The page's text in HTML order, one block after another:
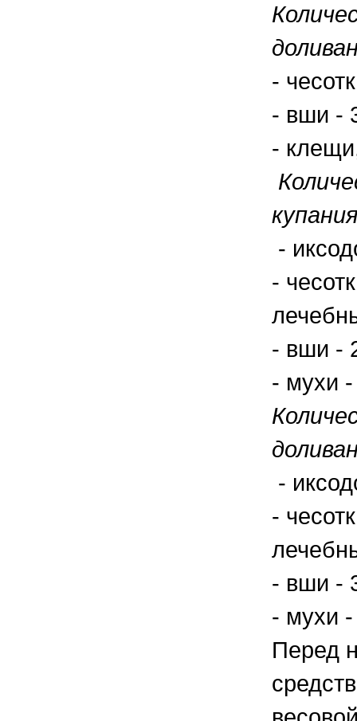
-
- вши -
-
-
-
- вши -
- мухи
-
-
- вши -
- мухи
Перед